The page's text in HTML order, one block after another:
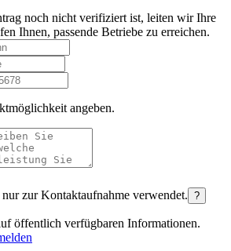
noch nicht verifiziert ist, leiten wir Ihre
Ihnen, passende Betriebe zu erreichen.
angeben.
zur Kontaktaufnahme verwendet. ?
öffentlich verfügbaren Informationen.